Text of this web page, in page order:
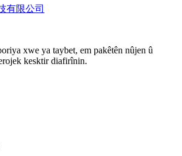
有限公司
xwe ya taybet, em pakêtên nûjen û
kesktir diafirînin.